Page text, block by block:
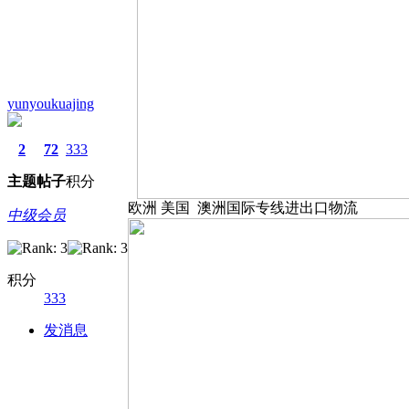
yunyoukuajing
2
主题
72
帖子
333
积分
中级会员
积分
333
发消息
欧洲 美国 澳洲国际专线进出口物流